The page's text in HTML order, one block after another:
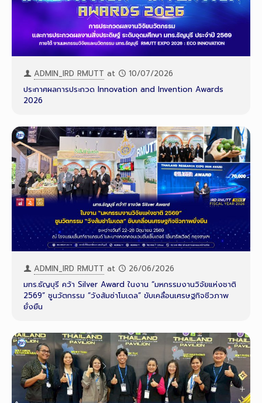
ADMIN_IRD RMUTT at
10/07/2026
ประกาศผลการประกวด Innovation and Invention Awards
2026
ADMIN_IRD RMUTT at
26/06/2026
มทร.ธัญบุรี คว้า Silver Award ในงาน “มหกรรมงานวิจัยแห่งชาติ
2569” ชูนวัตกรรม “วังส้มซ่าโมเดล” ขับเคลื่อนเศรษฐกิจชีวภาพ
ยั่งยืน